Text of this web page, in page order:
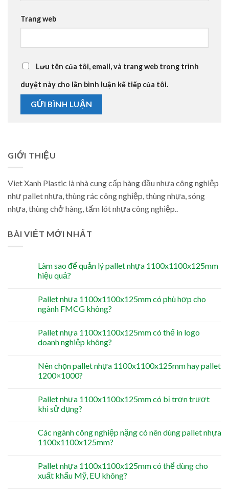
Trang web
Lưu tên của tôi, email, và trang web trong trình
duyệt này cho lần bình luận kế tiếp của tôi.
GIỚI THIỆU
Viet Xanh Plastic là nhà cung cấp hàng đầu nhựa công nghiệp
như pallet nhựa, thùng rác công nghiệp, thùng nhựa, sóng
nhựa, thùng chở hàng, tấm lót nhựa công nghiệp..
BÀI VIẾT MỚI NHẤT
Làm sao để quản lý pallet nhựa 1100x1100x125mm
hiệu quả?
Pallet nhựa 1100x1100x125mm có phù hợp cho
ngành FMCG không?
Pallet nhựa 1100x1100x125mm có thể in logo
doanh nghiệp không?
Nên chọn pallet nhựa 1100x1100x125mm hay pallet
1200×1000?
Pallet nhựa 1100x1100x125mm có bị trơn trượt
khi sử dụng?
Các ngành công nghiệp nặng có nên dùng pallet nhựa
1100x1100x125mm?
Pallet nhựa 1100x1100x125mm có thể dùng cho
xuất khẩu Mỹ, EU không?